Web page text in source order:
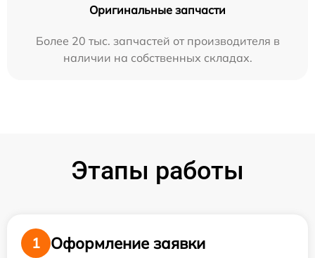
Оригинальные запчасти
Более 20 тыс. запчастей от производителя в
наличии на собственных складах.
Этапы работы
1
Оформление заявки